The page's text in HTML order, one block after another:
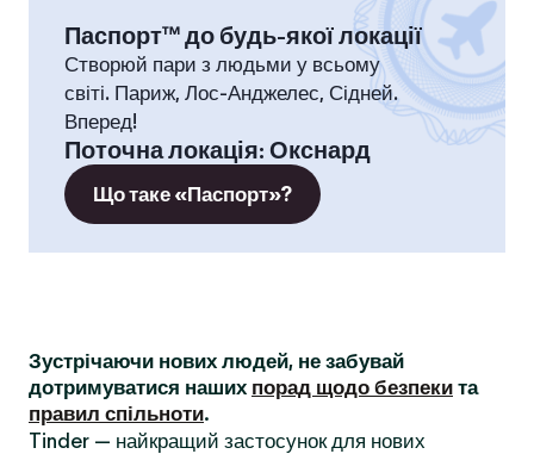
Паспорт™ до будь-якої локації
Створюй пари з людьми у всьому
світі. Париж, Лос-Анджелес, Сідней.
Вперед!
Поточна локація: Окснард
Що таке «Паспорт»?
Зустрічаючи нових людей, не забувай
дотримуватися наших порад щодо безпеки та
правил спільноти.
Tinder — найкращий застосунок для нових